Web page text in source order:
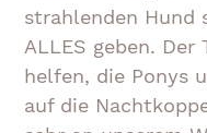
strahlenden Hund
ALLES geben.
helfen, die Ponys
auf die